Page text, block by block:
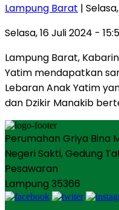
Lampung Barat |
Selasa, 16 Juli 2024 -
Lampung Barat,
Yatim mendapatkan
Lebaran Anak Yatim
dan Dzikir Manakib
Perumahan Griya Bina
Negeri Sakti, Gedung
Pesawaran
Lampung 35366